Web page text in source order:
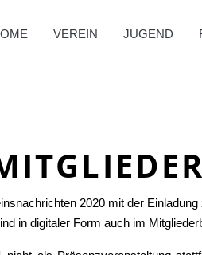
VEREIN JUGEND
2020 mit der
in digitaler Form auch im